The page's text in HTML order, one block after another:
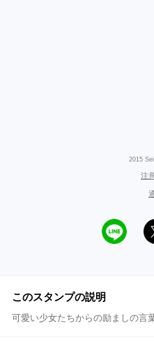
2015
注
このスタンプの説明
可愛い少女たちからの励ましの言